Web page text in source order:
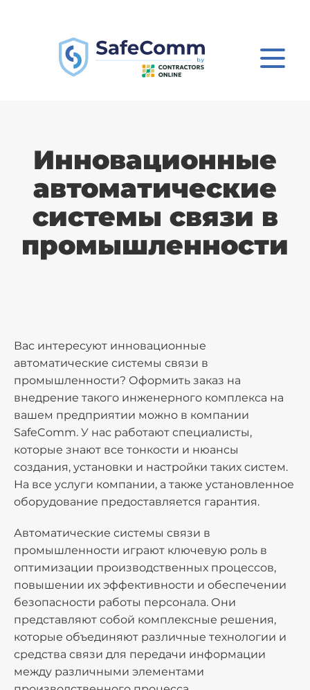
Инновационные
автоматические
системы связи в
промышленности
Вас интересуют инновационные
автоматические системы связи в
промышленности? Оформить заказ на
внедрение такого инженерного комплекса на
вашем предприятии можно в компании
SafeComm. У нас работают специалисты,
которые знают все тонкости и нюансы
создания, установки и настройки таких систем.
На все услуги компании, а также установленное
оборудование предоставляется гарантия.
Автоматические системы связи в
промышленности играют ключевую роль в
оптимизации производственных процессов,
повышении их эффективности и обеспечении
безопасности работы персонала. Они
представляют собой комплексные решения,
которые объединяют различные технологии и
средства связи для передачи информации
между различными элементами